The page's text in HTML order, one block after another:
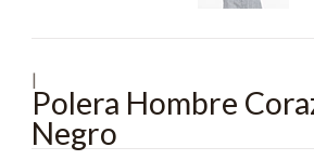
|
Polera Hombre
Negro